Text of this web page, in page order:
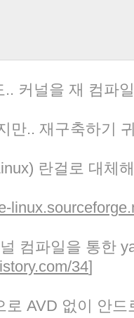
커널을 재 컴파
만.. 재구축하기
란걸로 대체
컴파일을 통한
34]
로 AVD 없이 안